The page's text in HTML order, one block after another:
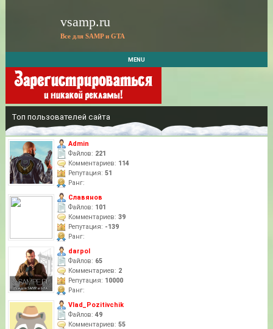
vsamp.ru
Все для SAMP и GTA
MENU
Топ пользователей сайта
Admin
Файлов: 221
Комментариев: 114
Репутация: 51
Ранг:
Славянов
Файлов: 101
Комментариев: 39
Репутация: -139
Ранг:
darpol
Файлов: 65
Комментариев: 2
Репутация: 10000
Ранг:
Vlad_Pozitivchik
Файлов: 49
Комментариев: 55